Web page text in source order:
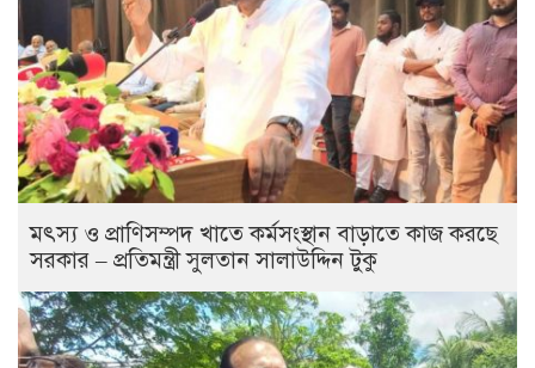
মৎস্য ও প্রাণিসম্পদ খাতে কর্মসংস্থান বাড়াতে কাজ করছে
সরকার – প্রতিমন্ত্রী সুলতান সালাউদ্দিন টুকু